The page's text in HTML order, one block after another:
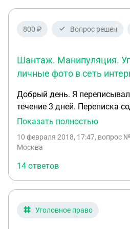
800 ₽ Вопрос решен
Шантаж. Манипуляция.
личные фото в сеть
Добрый день. Я
течение 3 дней. Переписка
18+. У него есть мои
друзьям в социальных сетях
переписку . Сейчас угрожает
либо приехала к нему
фотки. Я его знаю в течение
я уверена его угрозы не
наказать за враньё. И он
Показать полностью
10 февраля 2018, 17:47, вопрос
Москва
14 ответов
Уголовное право